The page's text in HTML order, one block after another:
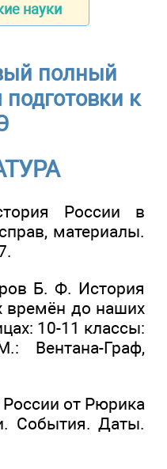
науки
полный
к
России в
материалы.
Б. Ф. История
времён до наших
10-11 классы:
Вентана-Граф,
от Рюрика
События. Даты.